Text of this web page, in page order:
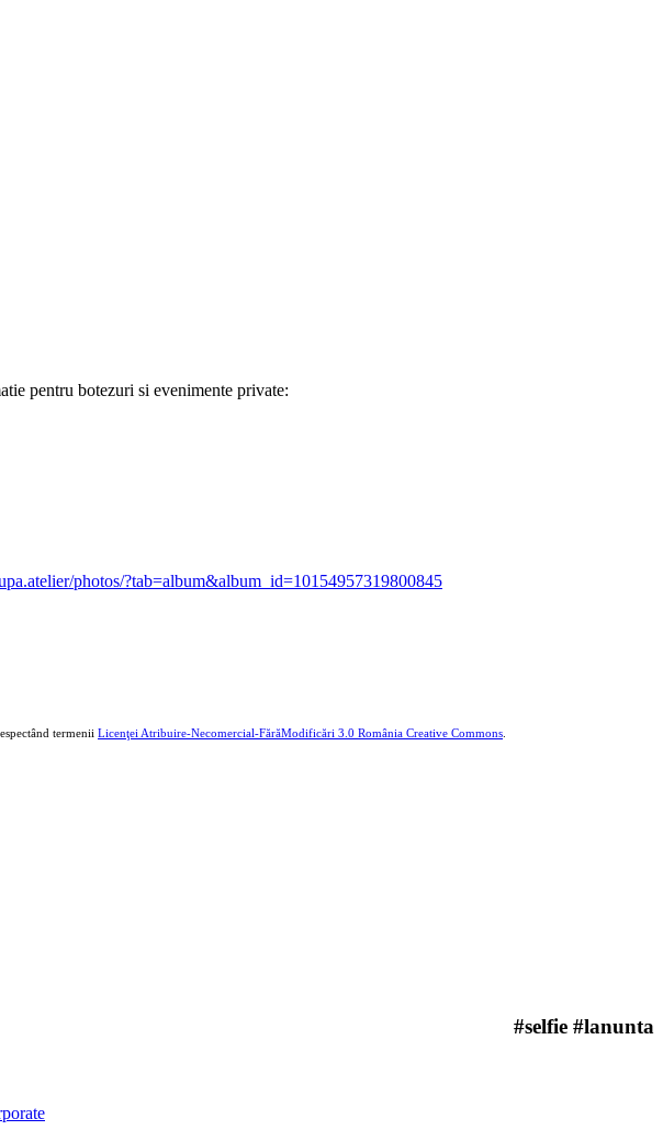
pentru botezuri si evenimente private:
photos/?tab=album&album_id=10154957319800845
termenii Licenţei Atribuire-Necomercial-FărăModificări 3.0 România Creative Commons
#selfie #lanunta